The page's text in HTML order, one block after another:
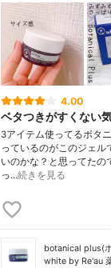
4.00
ベタつきがすくない
3アイテム使ってるボタ
っているのがこのジェ
いのかな？と思ってたの
っ…続きを見る
botanical plus(
white by Re'au